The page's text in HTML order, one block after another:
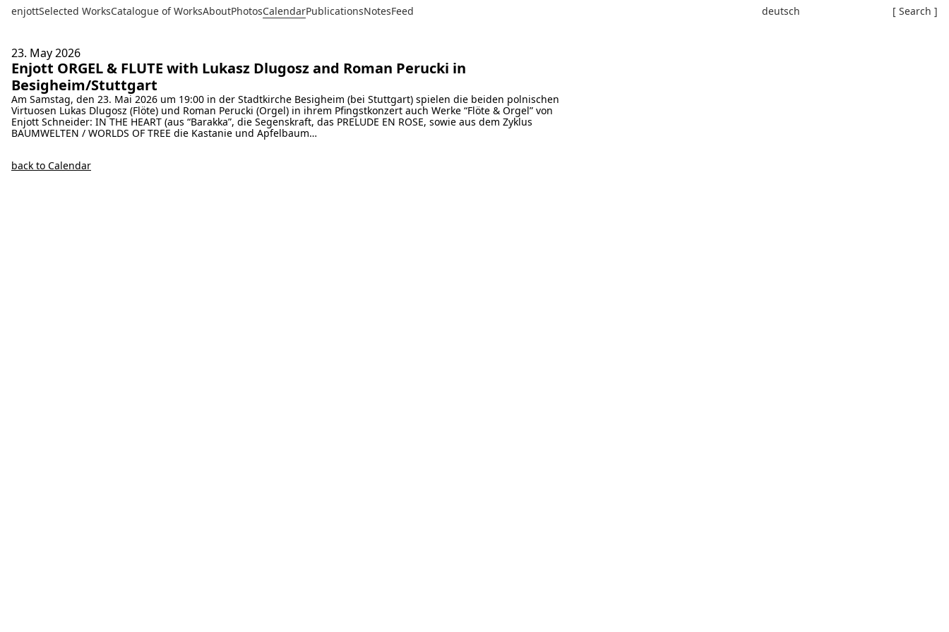
enjottSelected WorksCatalogue of WorksAboutPhotosCalendarPublicationsNotesFeed deutsch [ Search ]
23. May2026
Enjott ORGEL & FLUTE with Lukasz Dlugosz and Roman Perucki in
Besigheim/Stuttgart
Am Samstag, den 23. Mai 2026 um 19:00 in der Stadtkirche Besigheim (bei Stuttgart) spielen die beiden polnischen
Virtuosen Lukas Dlugosz (Flöte) und Roman Perucki (Orgel) in ihrem Pfingstkonzert auch Werke “Flöte & Orgel” von
Enjott Schneider: IN THE HEART (aus “Barakka”, die Segenskraft, das PRELUDE EN ROSE, sowie aus dem Zyklus
BAUMWELTEN / WORLDS OF TREE die Kastanie und Apfelbaum…
back to Calendar